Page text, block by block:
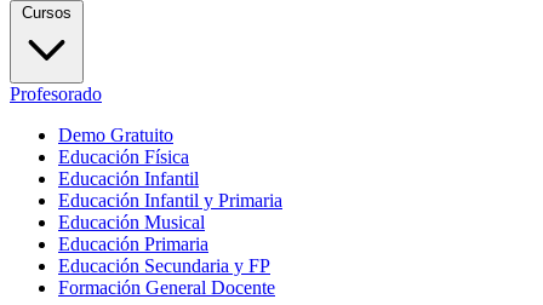
Cursos
Profesorado
Demo Gratuito
Educación Física
Educación Infantil
Educación Infantil y Primaria
Educación Musical
Educación Primaria
Educación Secundaria y FP
Formación General Docente